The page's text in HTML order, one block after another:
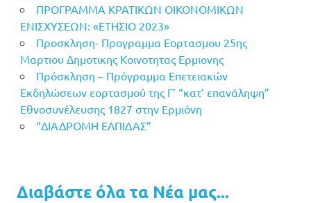
ΠΡΟΓΡΑΜΜΑ ΚΡΑΤΙΚΩΝ ΟΙΚΟΝΟΜΙΚΩΝ
ΕΝΙΣΧΥΣΕΩΝ: «ΕΤΗΣΙΟ 2023»
Προσκληση- Προγραμμα Εορτασμου 25ης
Μαρτιου Δημοτικης Κοινοτητας Ερμιονης
Πρόσκληση – Πρόγραμμα Επετειακών
Εκδηλώσεων εορτασμού της Γ’ “κατ’ επανάληψη”
Εθνοσυνέλευσης 1827 στην Ερμιόνη
“ΔΙΑΔΡΟΜΗ ΕΛΠΙΔΑΣ”
Διαβάστε όλα τα Νέα μας...